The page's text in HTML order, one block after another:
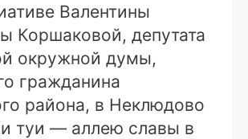
Валентины
Коршаковой, депутата
окружной думы,
гражданина
района, в Неклюдово
туи — аллею славы в